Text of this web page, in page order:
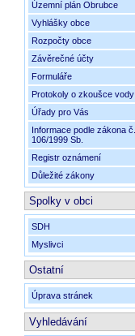
Územní plán Obrubce
Vyhlášky obce
Rozpočty obce
Závěrečné účty
Formuláře
Protokoly o zkoušce vody
Úřady pro Vás
Informace podle zákona č.
106/1999 Sb.
Registr oznámení
Důležité zákony
Spolky v obci
SDH
Myslivci
Ostatní
Úprava stránek
Vyhledávání